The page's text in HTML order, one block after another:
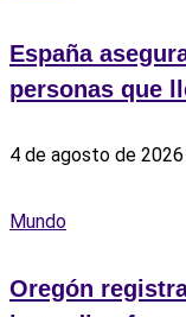
España
personas que
4 de agosto de 2026
Mundo
Oregón